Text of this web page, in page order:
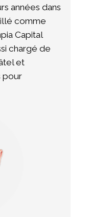
années dans
comme
Capital
chargé de
et
pour